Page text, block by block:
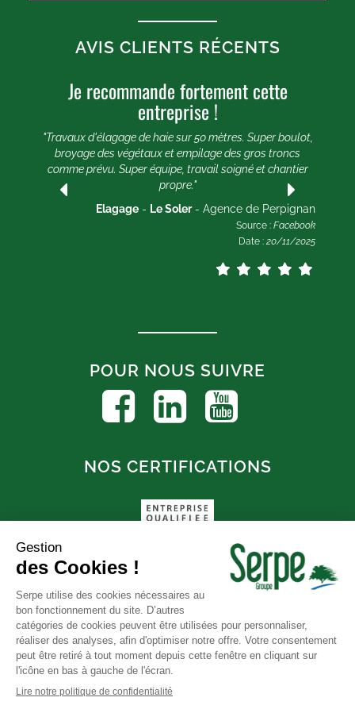
AVIS CLIENTS RÉCENTS
Je recommande fortement cette
entreprise !
"Travaux d'élagage de haie sur 50 mètres. Super boulot,
broyage des végétaux et empilage des gros troncs
comme prévu. Super équipe, travail soigné et chantier
propre."
Elagage - Le Soler- Agence de Perpignan
Source : Facebook
Date : 20/11/2025
POUR NOUS SUIVRE
NOS CERTIFICATIONS
FAQ